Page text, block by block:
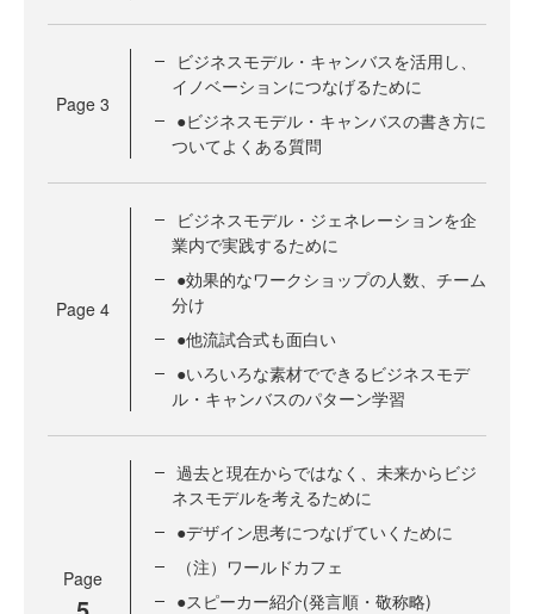
Page 3
ビジネスモデル・キャンバスを活用し、
イノベーションにつなげるために
●ビジネスモデル・キャンバスの書き方に
ついてよくある質問
Page 4
ビジネスモデル・ジェネレーションを企
業内で実践するために
●効果的なワークショップの人数、チーム
分け
●他流試合式も面白い
●いろいろな素材でできるビジネスモデ
ル・キャンバスのパターン学習
Page
過去と現在からではなく、未来からビジ
ネスモデルを考えるために
●デザイン思考につなげていくために
（注）ワールドカフェ
●スピーカー紹介(発言順・敬称略)